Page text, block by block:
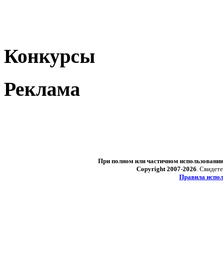
Конкурсы
Реклама
При полном или частичном
Copyright 2007-2026 .
Правила